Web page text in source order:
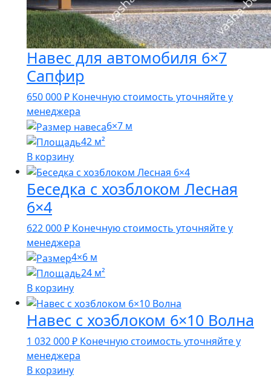
Навес для автомобиля 6×7
Сапфир
650 000₽ Конечную стоимость уточняйте у
менеджера
6×7 м
42 м²
В корзину
Беседка с хозблоком Лесная
6×4
622 000₽ Конечную стоимость уточняйте у
менеджера
4×6 м
24 м²
В корзину
Навес с хозблоком 6×10 Волна
1 032 000₽ Конечную стоимость уточняйте у
менеджера
В корзину